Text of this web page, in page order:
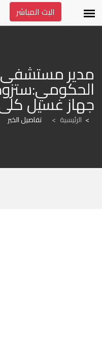
البث المباشر
جهاز غسيل
الرئيسية > تفاصيل الخبر